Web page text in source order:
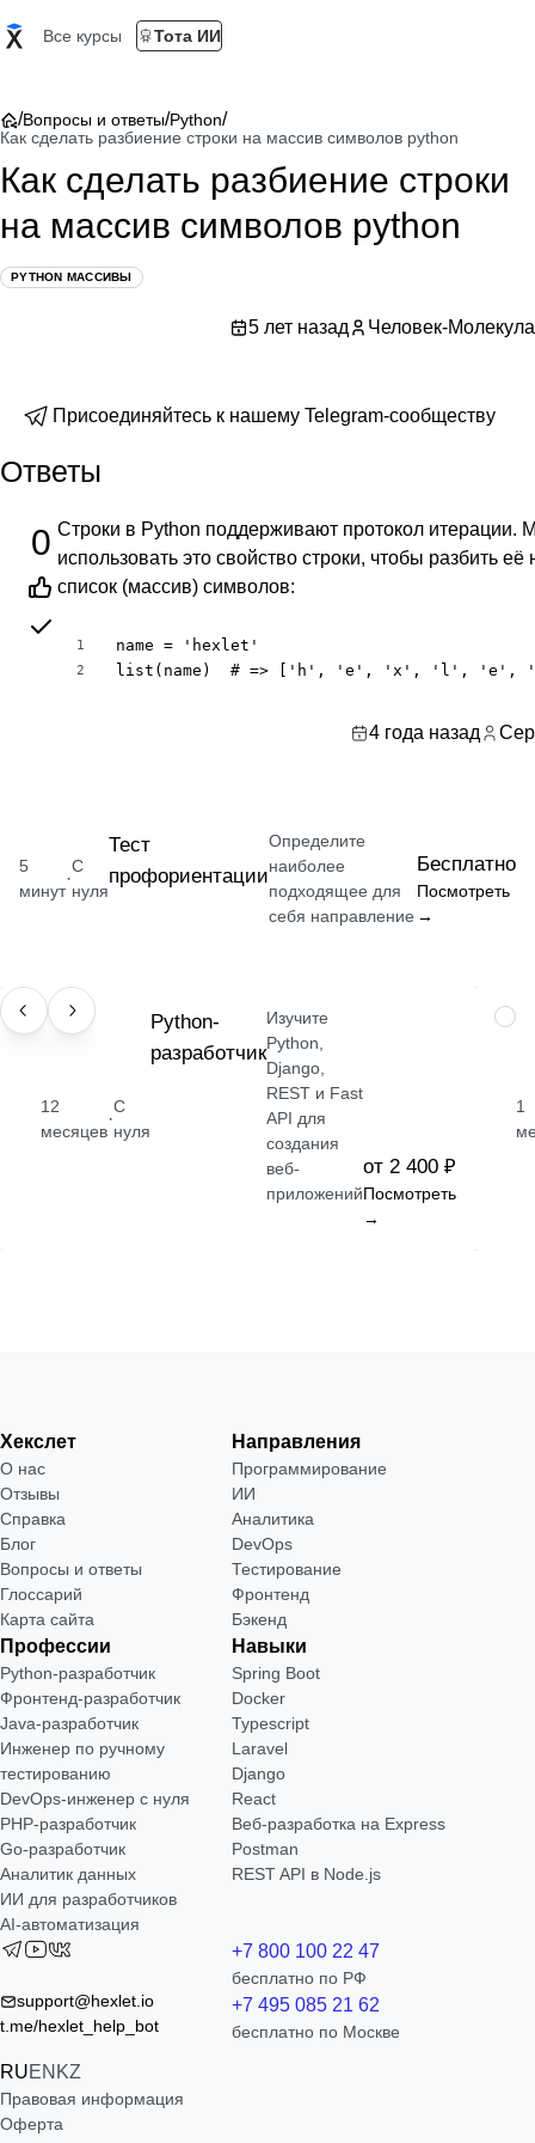
Все курсы Тота ИИ
/Вопросы и ответы/Python/
Как сделать разбиение строки на массив символов python
Как сделать разбиение строки
на массив символов python
PYTHON МАССИВЫ
5 лет назад Человек-Молекула
Присоединяйтесь к нашему Telegram-сообществу
Ответы
0 Строки в Python поддерживают протокол итерации.
использовать это свойство строки, чтобы разбить её
список (массив) символов:
1
2
name = 'hexlet'
list(name)  # => ['h', 'e', 'x', 'l', 'e',
4 года назад
5
минут
·
С
нуля
Тест
профориентации
Определите
наиболее
подходящее для
себя направление
Бесплатно
Посмотреть
→
ПРОФЕССИЯ
12
месяцев
·
С
нуля
Python-
разработчик
Изучите
Python,
Django,
REST и Fast
API для
создания
веб-
приложений
от 2 400 ₽
Посмотреть
→
1
Хекслет
О нас
Отзывы
Справка
Блог
Вопросы и ответы
Глоссарий
Карта сайта
Направления
Программирование
ИИ
Аналитика
DevOps
Тестирование
Фронтенд
Бэкенд
Профессии
Python-разработчик
Фронтенд-разработчик
Java-разработчик
Инженер по ручному
тестированию
DevOps-инженер с нуля
РНР-разработчик
Go-разработчик
Аналитик данных
ИИ для разработчиков
AI-автоматизация
Навыки
Spring Boot
Docker
Typescript
Laravel
Django
React
Веб-разработка на Express
Postman
REST API в Node.js
support@hexlet.io
t.me/hexlet_help_bot
RUEN KZ
+7 800 100 22 47
бесплатно по РФ
+7 495 085 21 62
бесплатно по Москве
Правовая информация
Оферта